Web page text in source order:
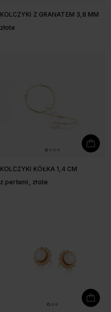
KOLCZYKI Z GRANATEM 3,8 MM
złote
KOLCZYKI KÓŁKA 1,4 CM
z perłami, złote